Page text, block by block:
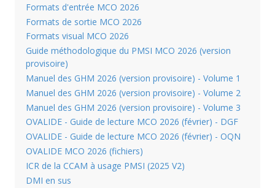
Formats d'entrée MCO 2026
Formats de sortie MCO 2026
Formats visual MCO 2026
Guide méthodologique du PMSI MCO 2026 (version
provisoire)
Manuel des GHM 2026 (version provisoire) - Volume 1
Manuel des GHM 2026 (version provisoire) - Volume 2
Manuel des GHM 2026 (version provisoire) - Volume 3
OVALIDE - Guide de lecture MCO 2026 (février) - DGF
OVALIDE - Guide de lecture MCO 2026 (février) - OQN
OVALIDE MCO 2026 (fichiers)
ICR de la CCAM à usage PMSI (2025 V2)
DMI en sus